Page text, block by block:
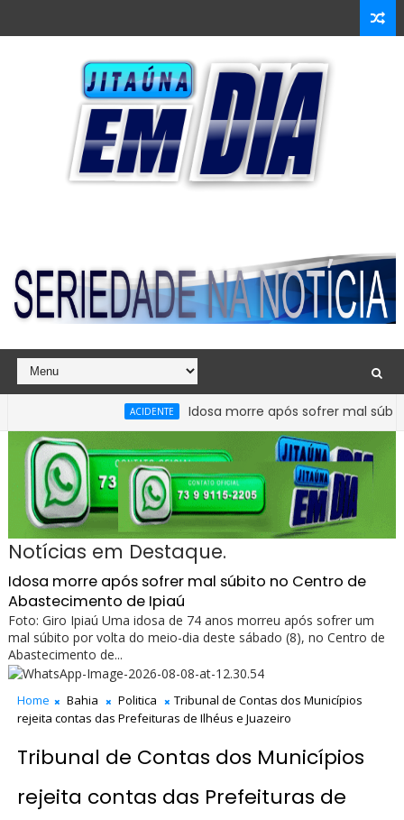
Idosa morre após sofrer mal súbito no
Notícias em Destaque.
Idosa morre após sofrer mal súbito no Centro de
Abastecimento de Ipiaú
Foto: Giro Ipiaú Uma idosa de 74 anos morreu após sofrer um
mal súbito por volta do meio-dia deste sábado (8), no Centro de
Abastecimento de...
Home Bahia Politica
Tribunal de Contas dos Municípios
rejeita contas das Prefeituras de Ilhéus e Juazeiro
Tribunal de Contas dos Municípios
rejeita contas das Prefeituras de